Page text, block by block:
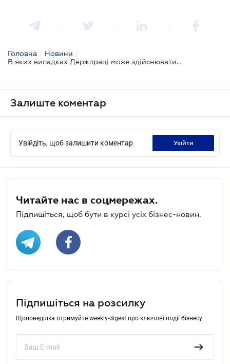
Головна / Новини /
В яких випадках Держпраці може здійснювати перевірки за новим порядком?
Залиште коментар
Увійдіть, щоб залишити коментар увійти
Читайте нас в соцмережах.
Підпишіться, щоб бути в курсі усіх бізнес-новин.
Підпишіться на розсилку
Щопонеділка отримуйте weekly-digest про ключові події бізнесу